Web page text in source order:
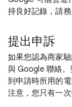
持良好記錄，請
提出申訴
如果您認為商家
與 Google 聯絡
到申請時所用的
注意，您只有一